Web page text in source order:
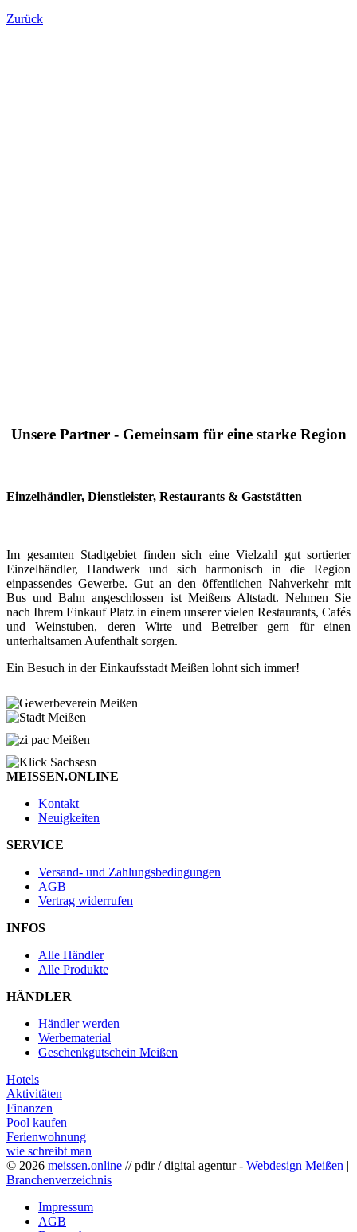
Zurück
Unsere Partner - Gemeinsam für eine starke Region
Einzelhändler, Dienstleister, Restaurants & Gaststätten
Im gesamten Stadtgebiet finden sich eine Vielzahl gut sortierter
Einzelhändler, Handwerk und sich harmonisch in die Region
einpassendes Gewerbe. Gut an den öffentlichen Nahverkehr mit
Bus und Bahn angeschlossen ist Meißens Altstadt. Nehmen Sie
nach Ihrem Einkauf Platz in einem unserer vielen Restaurants, Cafés
und Weinstuben, deren Wirte und Betreiber gern für einen
unterhaltsamen Aufenthalt sorgen.
Ein Besuch in der Einkaufsstadt Meißen lohnt sich immer!
MEISSEN.ONLINE
Kontakt
Neuigkeiten
SERVICE
Versand- und Zahlungsbedingungen
AGB
Vertrag widerrufen
INFOS
Alle Händler
Alle Produkte
HÄNDLER
Händler werden
Werbematerial
Geschenkgutschein Meißen
Hotels
Aktivitäten
Finanzen
Pool kaufen
Ferienwohnung
wie schreibt man
© 2026 meissen.online // pdir / digital agentur - Webdesign Meißen |
Branchenverzeichnis
Impressum
AGB